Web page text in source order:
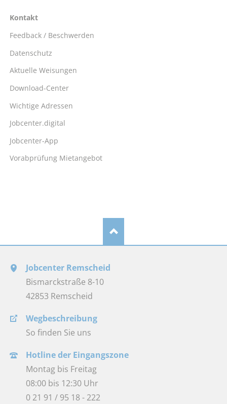
Kontakt
Feedback / Beschwerden
Datenschutz
Aktuelle Weisungen
Download-Center
Wichtige Adressen
Jobcenter.digital
Jobcenter-App
Vorabprüfung Mietangebot
Jobcenter Remscheid
Bismarckstraße 8-10
42853 Remscheid
Wegbeschreibung
So finden Sie uns
Hotline der Eingangszone
Montag bis Freitag
08:00 bis 12:30 Uhr
0 21 91 / 95 18 - 222